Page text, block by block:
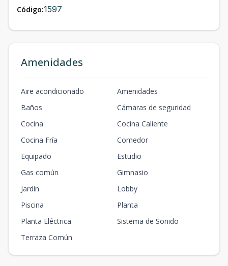
Código:1597
Amenidades
Aire acondicionado
Amenidades
Baños
Cámaras de seguridad
Cocina
Cocina Caliente
Cocina Fría
Comedor
Equipado
Estudio
Gas común
Gimnasio
Jardín
Lobby
Piscina
Planta
Planta Eléctrica
Sistema de Sonido
Terraza Común